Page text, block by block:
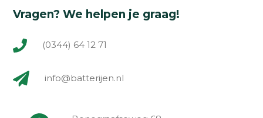
Vragen? We helpen je graag!
(0344) 64 12 71
info@batterijen.nl